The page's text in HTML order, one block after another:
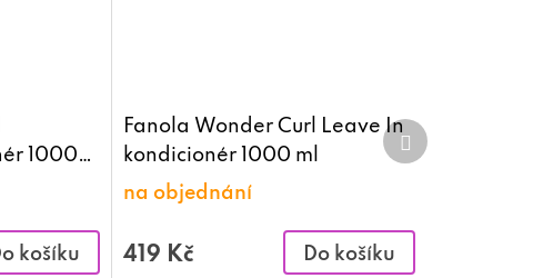
1000
košíku
Fanola Wonder Curl Leave In
kondicionér 1000 ml
na objednání
419 Kč Do košíku
Další
produkt